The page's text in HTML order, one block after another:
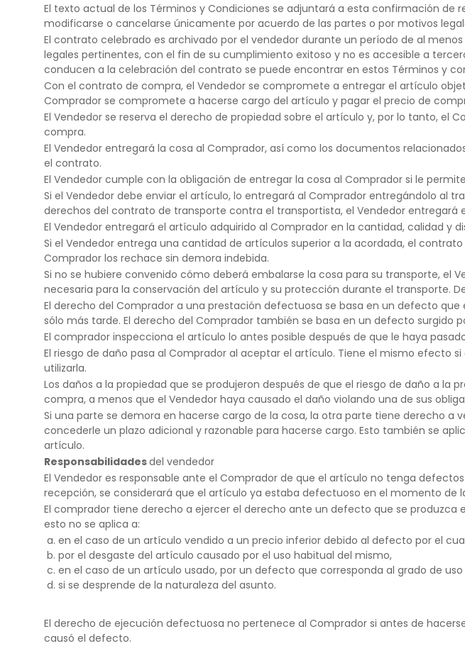
El texto actual de los Términos y Condiciones se adjuntará a esta confirmación
modificarse o cancelarse únicamente por acuerdo de las partes o por motivos
El contrato celebrado es archivado por el vendedor durante un período de al
legales pertinentes, con el fin de su cumplimiento exitoso y no es accesible a
conducen a la celebración del contrato se puede encontrar en estos Términos y
Con el contrato de compra, el Vendedor se compromete a entregar el artículo
Comprador se compromete a hacerse cargo del artículo y pagar el precio de
El Vendedor se reserva el derecho de propiedad sobre el artículo y, por lo tanto,
compra.
El Vendedor entregará la cosa al Comprador, así como los documentos
el contrato.
El Vendedor cumple con la obligación de entregar la cosa al Comprador si le
Si el Vendedor debe enviar el artículo, lo entregará al Comprador entregándolo al
derechos del contrato de transporte contra el transportista, el Vendedor
El Vendedor entregará el artículo adquirido al Comprador en la cantidad, calidad y
Si el Vendedor entrega una cantidad de artículos superior a la acordada, el
Comprador los rechace sin demora indebida.
Si no se hubiere convenido cómo deberá embalarse la cosa para su transporte, el
necesaria para la conservación del artículo y su protección durante el transporte.
El derecho del Comprador a una prestación defectuosa se basa en un defecto
sólo más tarde. El derecho del Comprador también se basa en un defecto surgido
El comprador inspecciona el artículo lo antes posible después de que le haya
El riesgo de daño pasa al Comprador al aceptar el artículo. Tiene el mismo efecto
utilizarla.
Los daños a la propiedad que se produjeron después de que el riesgo de daño a
compra, a menos que el Vendedor haya causado el daño violando una de sus
Si una parte se demora en hacerse cargo de la cosa, la otra parte tiene derecho
concederle un plazo adicional y razonable para hacerse cargo. Esto también se
artículo.
Responsabilidadesdel vendedor
El Vendedor es responsable ante el Comprador de que el artículo no tenga
recepción, se considerará que el artículo ya estaba defectuoso en el momento de
El comprador tiene derecho a ejercer el derecho ante un defecto que se
esto no se aplica a:
en el caso de un artículo vendido a un precio inferior debido al defecto por el
por el desgaste del artículo causado por el uso habitual del mismo,
en el caso de un artículo usado, por un defecto que corresponda al grado de
si se desprende de la naturaleza del asunto.
El derecho de ejecución defectuosa no pertenece al Comprador si antes de
causó el defecto.